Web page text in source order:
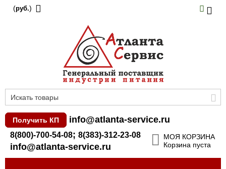
(руб.)
Получить КП info@atlanta-service.ru
8(800)-700-54-08; 8(383)-312-23-08
info@atlanta-service.ru
МОЯ КОРЗИНА
Корзина пуста